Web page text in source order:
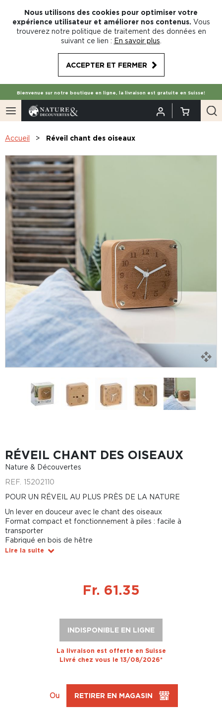
Nous utilisons des cookies pour optimiser votre
expérience utilisateur et améliorer nos contenus. Vous
trouverez notre politique de traitement des données en
suivant ce lien : En savoir plus
ACCEPTER ET FERMER
Bienvenue sur notre boutique en ligne, la livraison est gratuite en Suisse!
Accueil Réveil chant des oiseaux
RÉVEIL CHANT DES OISEAUX
Nature & Découvertes
REF. 15202110
POUR UN RÉVEIL AU PLUS PRÈS DE LA NATURE
Un lever en douceur avec le chant des oiseaux
Format compact et fonctionnement à piles : facile à
transporter
Fabriqué en bois de hêtre
Lire la suite
Fr. 61.35
INDISPONIBLE EN LIGNE
La livraison est offerte en Suisse
Livré chez vous le 13/08/2026*
Ou RETIRER EN MAGASIN